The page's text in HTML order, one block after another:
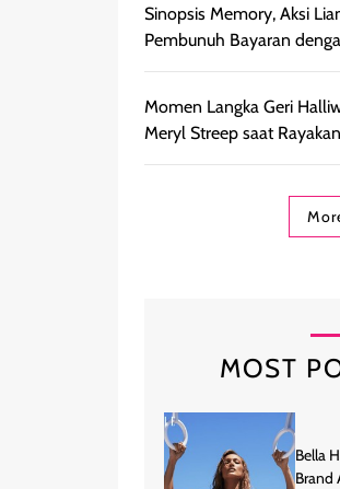
Sinopsis Memory, Aksi
Pembunuh Bayaran
Momen Langka Geri
Meryl Streep saat
MOST
Bella
Brand